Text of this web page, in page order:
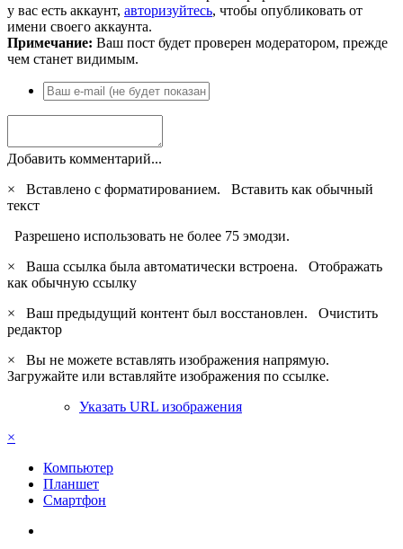
у вас есть аккаунт, авторизуйтесь, чтобы опубликовать от
имени своего аккаунта.
Примечание: Ваш пост будет проверен модератором, прежде
чем станет видимым.
Добавить комментарий...
×
Вставлено с форматированием. Вставить как обычный
текст
Разрешено использовать не более 75 эмодзи.
×
Ваша ссылка была автоматически встроена. Отображать
как обычную ссылку
×
Ваш предыдущий контент был восстановлен. Очистить
редактор
×
Вы не можете вставлять изображения напрямую.
Загружайте или вставляйте изображения по ссылке.
Указать URL изображения
×
Компьютер
Планшет
Смартфон